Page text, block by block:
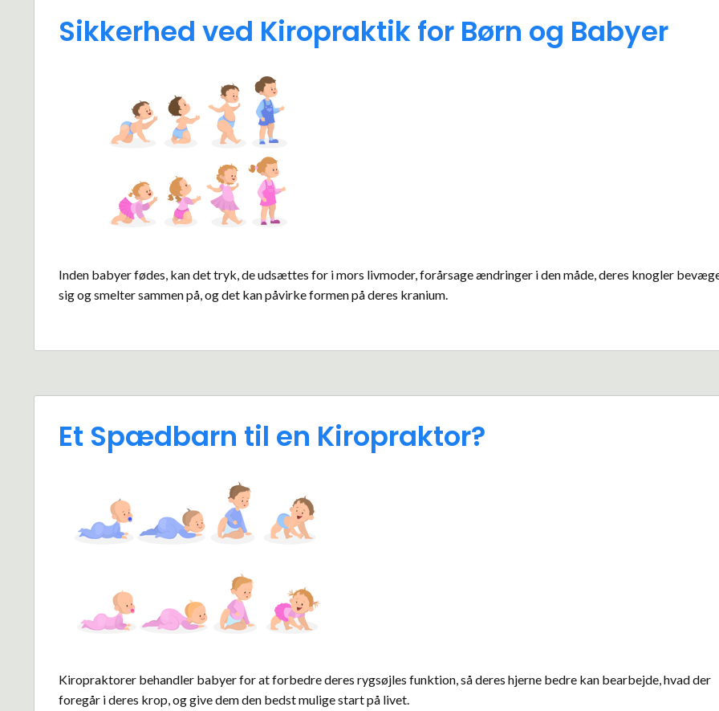
Sikkerhed ved Kiropraktik for Børn og Babyer
Inden babyer fødes, kan det tryk, de udsættes for i mors livmoder, forårsage ændringer i den måde, deres knogler
sig og smelter sammen på, og det kan påvirke formen på deres kranium.
Et Spædbarn til en Kiropraktor?
Kiropraktorer behandler babyer for at forbedre deres rygsøjles funktion, så deres hjerne bedre kan bearbejde, hvad der
foregår i deres krop, og give dem den bedst mulige start på livet.